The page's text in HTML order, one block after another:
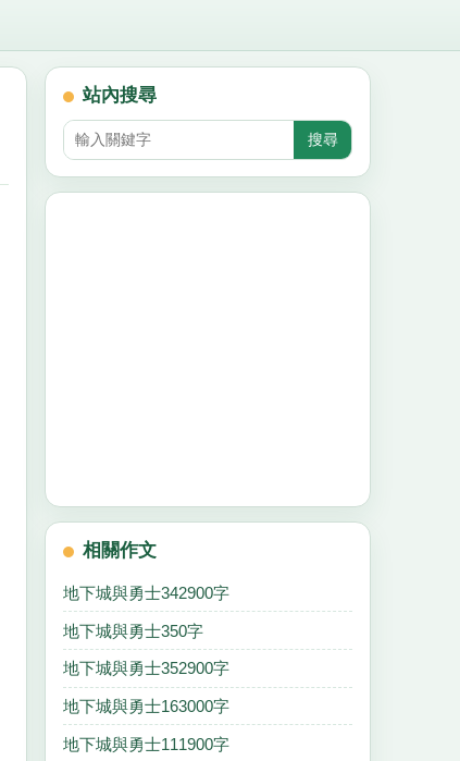
站內搜尋
相關作文
地下城與勇士342900字
地下城與勇士350字
地下城與勇士352900字
地下城與勇士163000字
地下城與勇士111900字